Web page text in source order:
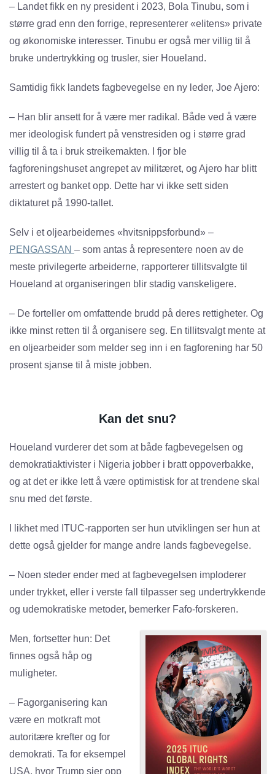
– Landet fikk en ny president i 2023, Bola Tinubu, som i
større grad enn den forrige, representerer «elitens» private
og økonomiske interesser. Tinubu er også mer villig til å
bruke undertrykking og trusler, sier Houeland.
Samtidig fikk landets fagbevegelse en ny leder, Joe Ajero:
– Han blir ansett for å være mer radikal. Både ved å være
mer ideologisk fundert på venstresiden og i større grad
villig til å ta i bruk streikemakten. I fjor ble
fagforeningshuset angrepet av militæret, og Ajero har blitt
arrestert og banket opp. Dette har vi ikke sett siden
diktaturet på 1990-tallet.
Selv i et oljearbeidernes «hvitsnippsforbund» –
PENGASSAN – som antas å representere noen av de
meste privilegerte arbeiderne, rapporterer tillitsvalgte til
Houeland at organiseringen blir stadig vanskeligere.
– De forteller om omfattende brudd på deres rettigheter. Og
ikke minst retten til å organisere seg. En tillitsvalgt mente at
en oljearbeider som melder seg inn i en fagforening har 50
prosent sjanse til å miste jobben.
Kan det snu?
Houeland vurderer det som at både fagbevegelsen og
demokratiaktivister i Nigeria jobber i bratt oppoverbakke,
og at det er ikke lett å være optimistisk for at trendene skal
snu med det første.
I likhet med ITUC-rapporten ser hun utviklingen ser hun at
dette også gjelder for mange andre lands fagbevegelse.
– Noen steder ender med at fagbevegelsen imploderer
under trykket, eller i verste fall tilpasser seg undertrykkende
og udemokratiske metoder, bemerker Fafo-forskeren.
Men, fortsetter hun: Det
finnes også håp og
muligheter.
– Fagorganisering kan
være en motkraft mot
autoritære krefter og for
demokrati. Ta for eksempel
USA, hvor Trump sier opp